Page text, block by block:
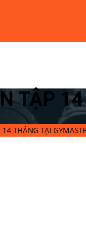
TẬP
THÁNG TẠI